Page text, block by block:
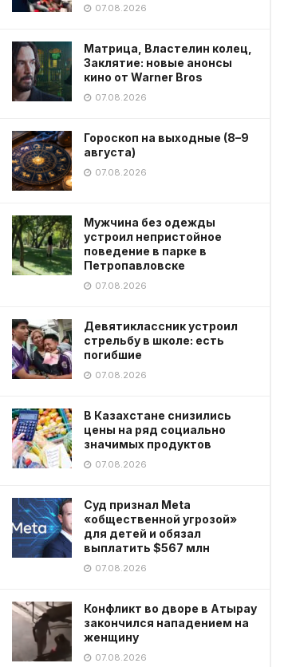
07.08.2026
Матрица, Властелин колец,
Заклятие: новые анонсы
кино от Warner Bros
07.08.2026
Гороскоп на выходные (8–9
августа)
07.08.2026
Мужчина без одежды
устроил непристойное
поведение в парке в
Петропавловске
07.08.2026
Девятиклассник устроил
стрельбу в школе: есть
погибшие
07.08.2026
В Казахстане снизились
цены на ряд социально
значимых продуктов
07.08.2026
Суд признал Meta
«общественной угрозой»
для детей и обязал
выплатить $567 млн
07.08.2026
Конфликт во дворе в Атырау
закончился нападением на
женщину
07.08.2026